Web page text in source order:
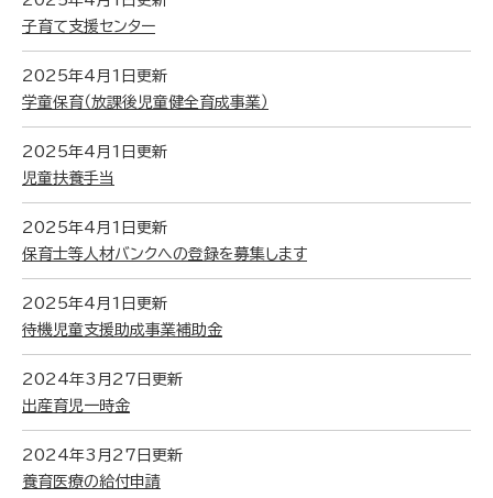
子育て支援センター
2025年4月1日更新
学童保育（放課後児童健全育成事業）
2025年4月1日更新
児童扶養手当
2025年4月1日更新
保育士等人材バンクへの登録を募集します
2025年4月1日更新
待機児童支援助成事業補助金
2024年3月27日更新
出産育児一時金
2024年3月27日更新
養育医療の給付申請